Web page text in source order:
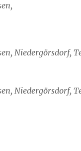
Niedergörsdorf,
Niedergörsdorf,